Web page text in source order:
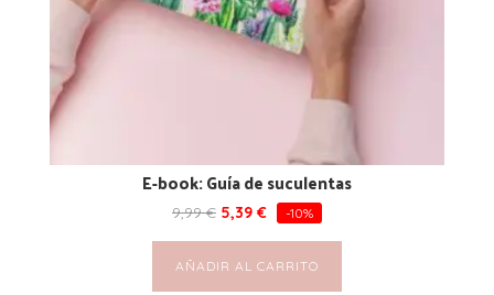
E-book: Guía de suculentas
9,99€ 5,39 € -10%
AÑADIR AL CARRITO